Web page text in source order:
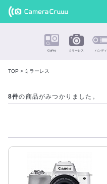
最新のミラ
ーレスカ
メラを格安
価格でレン
GoPro ミラーレス ハンディ
TOP ミラーレス
ミラーレス
8件の商品がみつかりました。